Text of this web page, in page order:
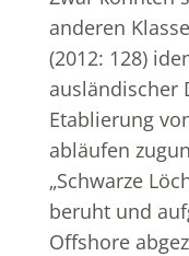
anderen
(2012: 128)
ausländischer
Etablierung
abläufen
„Schwarze
beruht und
Offshore